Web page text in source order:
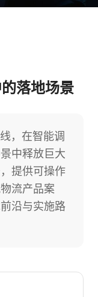
落地场景
，在智能调
中释放巨大
提供可操作
流产品案
沿与实施路